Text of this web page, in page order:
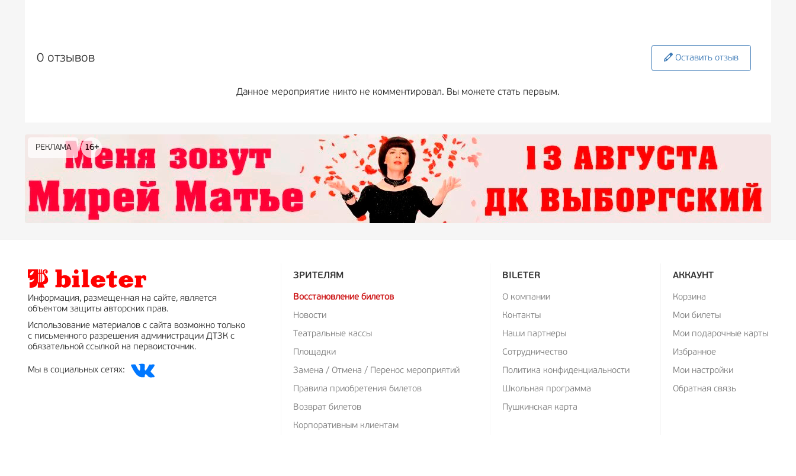
0 отзывов Оставить отзыв
Данное мероприятие никто не комментировал. Вы можете стать первым.
РЕКЛАМА 16+
РЕКЛАМА 16+
РЕКЛАМА 12+
РЕКЛАМА
РЕКЛАМА 0+
РЕКЛАМА 18+
Информация, размещенная на сайте, является
объектом защиты авторских прав.
Использование материалов с сайта возможно только
с письменного разрешения администрации ДТЗК с
обязательной ссылкой на первоисточник.
Мы в социальных сетях:
ЗРИТЕЛЯМ
Восстановление билетов
Новости
Театральные кассы
Площадки
Замена / Отмена / Перенос мероприятий
Правила приобретения билетов
Возврат билетов
Корпоративным клиентам
BILETER
О компании
Контакты
Наши партнеры
Сотрудничество
Политика конфиденциальности
Школьная программа
Пушкинская карта
АККАУНТ
Корзина
Мои билеты
Мои подарочные карты
Избранное
Мои настройки
Обратная связь